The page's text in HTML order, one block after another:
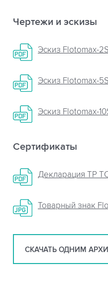
Чертежи и эскизы
Эскиз Flotomax-2S
Эскиз Flotomax-5S
Эскиз Flotomax-
Сертификаты
Декларация ТР
Товарный знак
СКАЧАТЬ ОДНИМ